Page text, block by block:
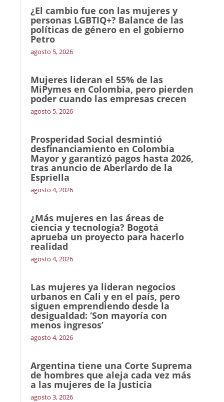
¿El cambio fue con las mujeres y
personas LGBTIQ+? Balance de las
políticas de género en el gobierno
Petro
agosto 5, 2026
Mujeres lideran el 55% de las
MiPymes en Colombia, pero pierden
poder cuando las empresas crecen
agosto 5, 2026
Prosperidad Social desmintió
desfinanciamiento en Colombia
Mayor y garantizó pagos hasta 2026,
tras anuncio de Aberlardo de la
Espriella
agosto 4, 2026
¿Más mujeres en las áreas de
ciencia y tecnología? Bogotá
aprueba un proyecto para hacerlo
realidad
agosto 4, 2026
Las mujeres ya lideran negocios
urbanos en Cali y en el país, pero
siguen emprendiendo desde la
desigualdad: ‘Son mayoría con
menos ingresos’
agosto 4, 2026
Argentina tiene una Corte Suprema
de hombres que aleja cada vez más
a las mujeres de la Justicia
agosto 3, 2026